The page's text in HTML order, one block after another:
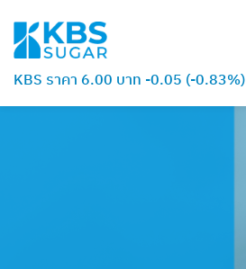
KBS ราคา 6.00 บาท -0.05 (-0.83%)